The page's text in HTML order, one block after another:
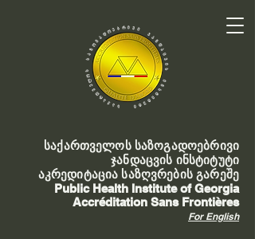
საქართველოს საზოგადოებრივი
ჯანდაცვის ინსტიტუტი
აკრედიტაცია საზღვრების გარეშე
Public Health Institute of Georgia
Accréditation Sans Frontières
For English